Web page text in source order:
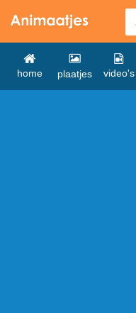
home plaatjes video's